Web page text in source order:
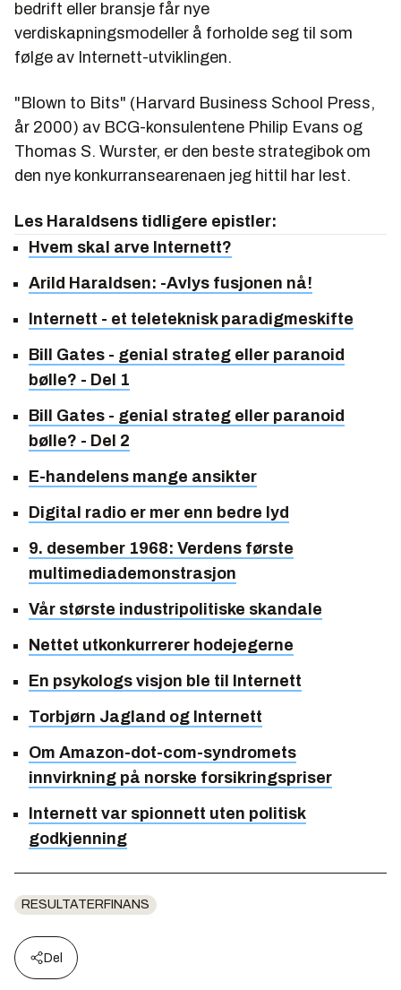
bedrift eller bransje får nye
verdiskapningsmodeller å forholde seg til som
følge av Internett-utviklingen.
"Blown to Bits" (Harvard Business School Press,
år 2000) av BCG-konsulentene Philip Evans og
Thomas S. Wurster, er den beste strategibok om
den nye konkurransearenaen jeg hittil har lest.
Les Haraldsens tidligere epistler:
Hvem skal arve Internett?
Arild Haraldsen: -Avlys fusjonen nå!
Internett - et teleteknisk paradigmeskifte
Bill Gates - genial strateg eller paranoid
bølle? - Del 1
Bill Gates - genial strateg eller paranoid
bølle? - Del 2
E-handelens mange ansikter
Digital radio er mer enn bedre lyd
9. desember 1968: Verdens første
multimediademonstrasjon
Vår største industripolitiske skandale
Nettet utkonkurrerer hodejegerne
En psykologs visjon ble til Internett
Torbjørn Jagland og Internett
Om Amazon-dot-com-syndromets
innvirkning på norske forsikringspriser
Internett var spionnett uten politisk
godkjenning
RESULTATERFINANS
Del